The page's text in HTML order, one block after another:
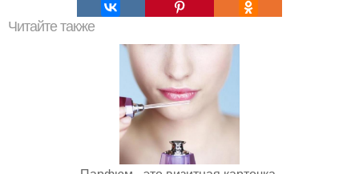
Читайте также